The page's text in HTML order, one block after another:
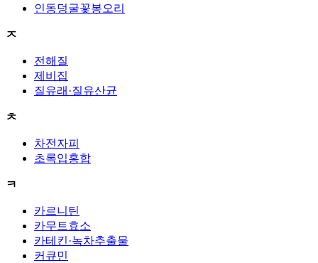
인동덩굴꽃봉오리
ㅈ
전해질
제비집
질유래·질유산균
ㅊ
차전자피
초록입홍합
ㅋ
카르니틴
카무트효소
카테킨·녹차추출물
커큐민